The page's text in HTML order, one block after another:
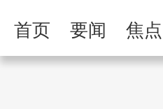
首页 要闻 焦点